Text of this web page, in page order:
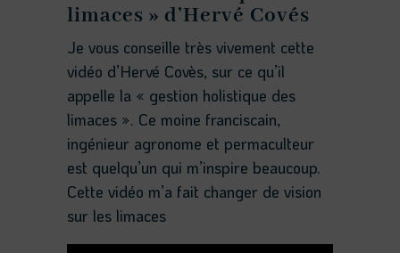
limaces » d’Hervé Covés
Je vous conseille très vivement cette
vidéo d’Hervé Covès, sur ce qu’il
appelle la « gestion holistique des
limaces ». Ce moine franciscain,
ingénieur agronome et permaculteur
est quelqu’un qui m’inspire beaucoup.
Cette vidéo m’a fait changer de vision
sur les limaces